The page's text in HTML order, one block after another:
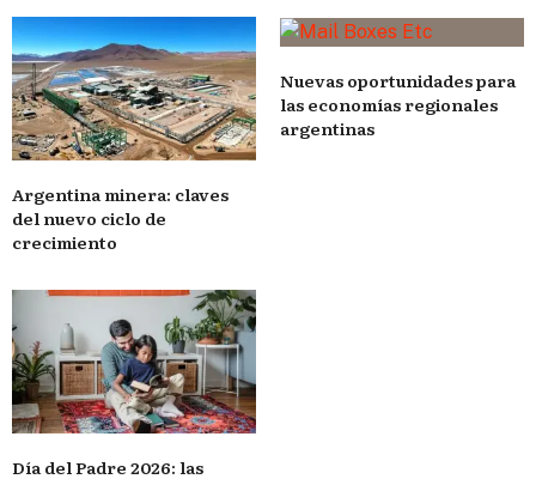
Argentina minera: claves
del nuevo ciclo de
crecimiento
Nuevas oportunidades para
las economías regionales
argentinas
Día del Padre 2026: las